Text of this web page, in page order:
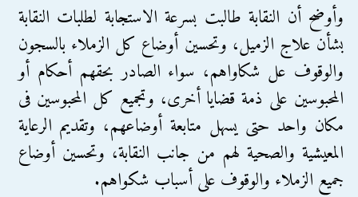
وأوضح أن النقابة طالبت بسرعة الاستجابة لطلبات النقابة
بشأن علاج الزميل، وتحسين أوضاع كل الزملاء بالسجون
والوقوف عل شكاواهم، سواء الصادر بحقهم أحكام أو
المحبوسين على ذمة قضايا أخرى، وتجميع كل المحبوسين فى
مكان واحد حتى يسهل متابعة أوضاعهم، وتقديم الرعاية
المعيشية والصحية لهم من جانب النقابة، وتحسين أوضاع
جميع الزملاء والوقوف على أسباب شكواهم.